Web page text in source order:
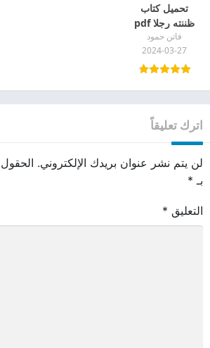
تحميل كتاب
ظننته رجلا pdf
جودة عالية فاتن
حمود
فاتن حمود
2024-03-27
اترك تعليقاً
لن يتم نشر عنوان بريدك الإلكتروني. الحقول
بـ *
التعليق *